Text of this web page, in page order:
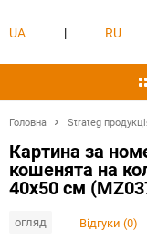
UA | RU
Головна Strateg
Картина за
кошенята на
40х50 см
огляд Відгуки (0)